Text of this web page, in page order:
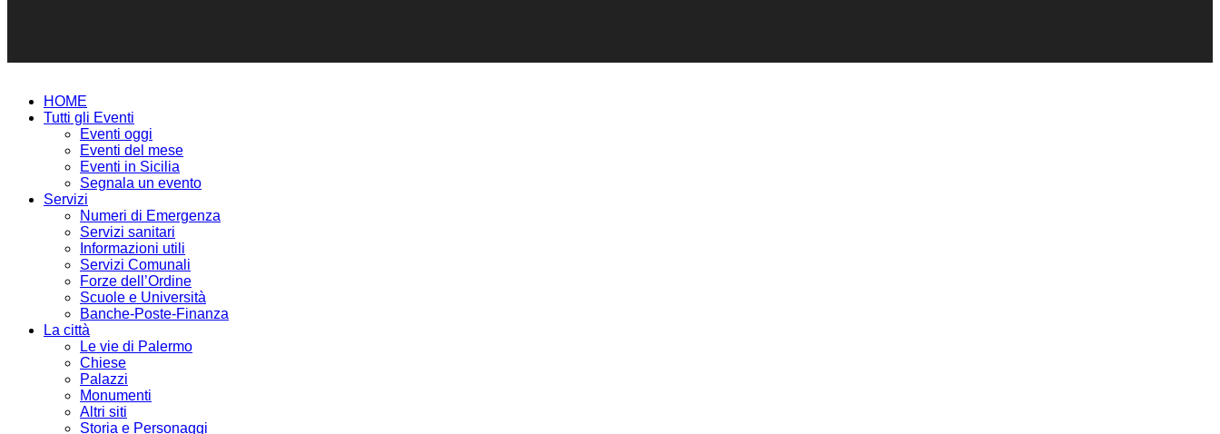
HOME
Tutti gli Eventi
Eventi oggi
Eventi del mese
Eventi in Sicilia
Segnala un evento
Servizi
Numeri di Emergenza
Servizi sanitari
Informazioni utili
Servizi Comunali
Forze dell’Ordine
Scuole e Università
Banche-Poste-Finanza
La città
Le vie di Palermo
Chiese
Palazzi
Monumenti
Altri siti
Storia e Personaggi